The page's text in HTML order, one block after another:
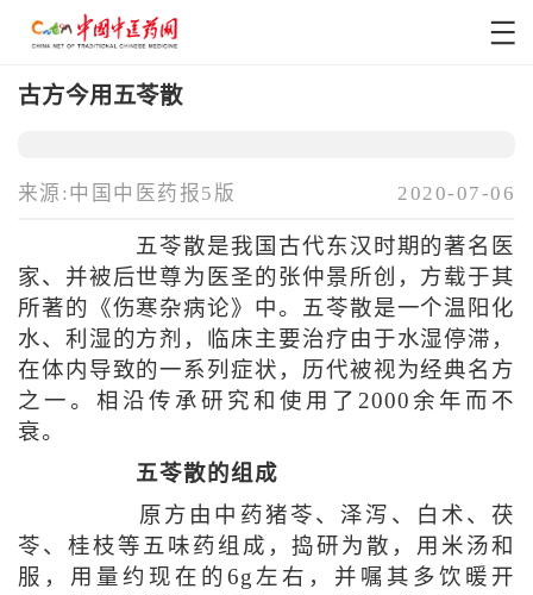
古方今用五苓散
来源:中国中医药报5版 2020-07-06
五苓散是我国古代东汉时期的著名医
家、并被后世尊为医圣的张仲景所创，方载于其
所著的《伤寒杂病论》中。五苓散是一个温阳化
水、利湿的方剂，临床主要治疗由于水湿停滞，
在体内导致的一系列症状，历代被视为经典名方
之一。相沿传承研究和使用了2000余年而不
衰。
五苓散的组成
原方由中药猪苓、泽泻、白术、茯
苓、桂枝等五味药组成，捣研为散，用米汤和
服，用量约现在的6g左右，并嘱其多饮暖开